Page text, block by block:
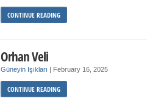
CONTINUE READING
Orhan Veli
Güneyin Işıkları February 16, 2025
CONTINUE READING